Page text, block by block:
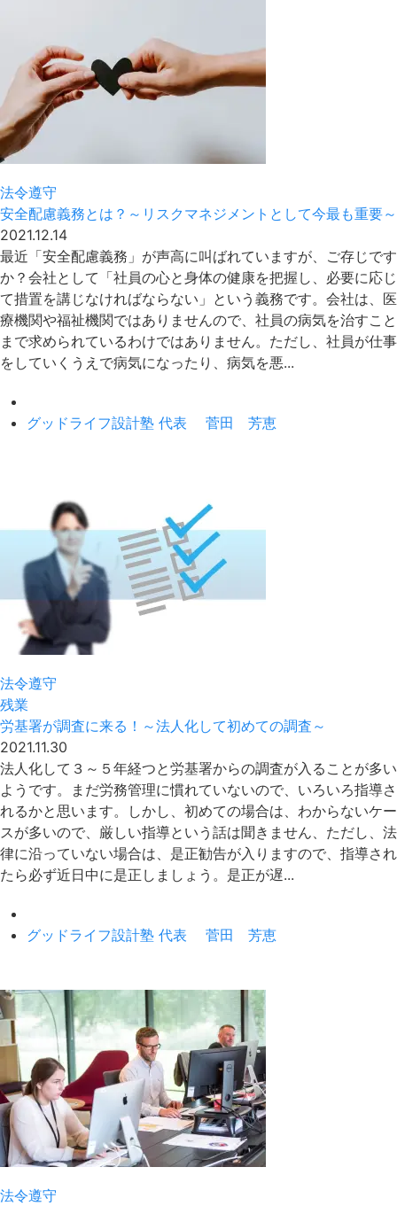
法令遵守
安全配慮義務とは？～リスクマネジメントとして今最も重要～
2021.12.14
最近「安全配慮義務」が声高に叫ばれていますが、ご存じです
か？会社として「社員の心と身体の健康を把握し、必要に応じ
て措置を講じなければならない」という義務です。会社は、医
療機関や福祉機関ではありませんので、社員の病気を治すこと
まで求められているわけではありません。ただし、社員が仕事
をしていくうえで病気になったり、病気を悪...
グッドライフ設計塾 代表 菅田 芳恵
法令遵守
残業
労基署が調査に来る！～法人化して初めての調査～
2021.11.30
法人化して３～５年経つと労基署からの調査が入ることが多い
ようです。まだ労務管理に慣れていないので、いろいろ指導さ
れるかと思います。しかし、初めての場合は、わからないケー
スが多いので、厳しい指導という話は聞きません、ただし、法
律に沿っていない場合は、是正勧告が入りますので、指導され
たら必ず近日中に是正しましょう。是正が遅...
グッドライフ設計塾 代表 菅田 芳恵
法令遵守